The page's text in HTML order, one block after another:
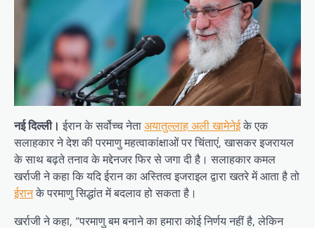
नई दिल्ली। ईरान के सर्वोच्च नेताअयातुल्लाह अली खामेनेईके एक
सलाहकार ने देश की परमाणु महत्वाकांक्षाओं पर चिंताएं, खासकर इजरायल
के साथ बढ़ते तनाव के मद्देनजर फिर से जगा दी है। सलाहकार कमल
खर्राजी ने कहा कि यदि ईरान का अस्तित्व इजराइल द्वारा खतरे में आता है तो
ईरानके परमाणु सिद्धांत में बदलाव हो सकता है।
खर्राजी ने कहा, “परमाणु बम बनाने का हमारा कोई निर्णय नहीं है, लेकिन